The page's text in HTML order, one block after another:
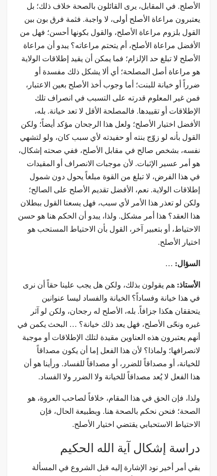
الأصلح. في المقابل، يرى القائلون بالصحة خلاف ذلك؛ بل
يعتبرون مراعاة الأصلح أولى، لا واجبة. فثمة فرق بون بين
القول بلزوم مراعاة الأصلح، والقول بكونها أحسن؛ فهل من
الأفضل مراعاة الأصلح، أم يتحتم مراعاته؟ يبدو أن مراعاة
الأصلح لا تبلغ حد الإلزام؛ فما يمكن أن يقيد إطلاقات الولاية
هو مراعاة أصل المصلحة؛ أي ألا يشكل ذلك مفسدة أو
ضرراً أو خيانة للبنت؛ أما وجوب أخذ الأصلح بعين الاعتبار،
فمن غير المعلوم قدرته على التسبب في انصراف تلك
الإطلاقات أو تقييدها. فالمصلحة الأقل لا تعد خيانة. بله،
الأفضل اختيار الأصلح؛ ولعل هذا الرجحان مؤكد أيضاً؛ ولكن
القول بأنه لو زوّج بنته أو حفيدته لأي سبب كان، ولو لتشهي
نفسه، بشخص صالح في مقابل الأصلح، ففي صحته إشكال،
هو أمر عسير الإثبات. لأن موجبات الانصراف أو المقيدات
في هذا الفرض، لا تبلغ من القوة مبلغاً يحول دون شمول
إطلاقات الولاية. نعم، الأفضل تقديم الأصلح على الصالح؛
ولكن لو تعذر هذا الأمر لأي سبب، فهل يسعنا القول ببطلان
هذا العقد؟ هذا أمر مشكل. ولذا، يبدو أن الحكم هنا هو حسن
الاحتياط، أو بتعبير آخر، القول بأن الاحتياط المستحب هو
اختيار الأصلح.
السؤال: …
الأستاذ: هم يقولون بذلك، ولكن هل يجب علينا حقاً أن نرى
في هذا خيانة وفساداً؟ الخيانة والفساد ليسا عنوانين
يتحققان هكذا جزافاً. بله، الأصلح له رجحان، ولكن لو آثر
غيره ونحّى الأصلح، فهل يعد ذلك خيانة؟ … البحث يكمن في
أنهم يعتبرون هذه العناوين مقيدة لتلك الإطلاقات أو موجبة
لانصرافها؛ ولماذا؟ لأن هذا الفعل إما أن يكون مصداقاً
للخيانة، أو مصداقاً للضرر، أو مصداقاً للفساد. ورأينا هو أن
هذا الفعل لا يُعد مصداقاً للخيانة ولا الضرر ولا الفساد.
ولذا، فإن الحق في هذا المقام، خلافاً لصاحب العروة، هو
الصحة؛ فنحن نحكم بالصحة هنا. وبطبيعة الحال، فإن
الاحتياط الاستحبابي يقتضي اختيار الأصلح.
دراسة إشكال آية الله الحكيم
بقي أمر أخير نود الإشارة إليه قبل الشروع في المسألة